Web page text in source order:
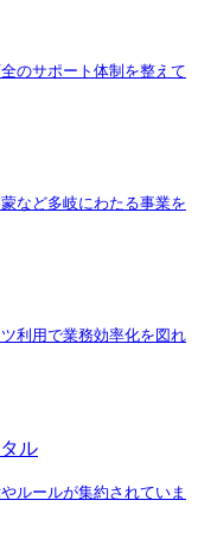
のサポート体制を整えて
など多岐にわたる事業を
利用で業務効率化を図れ
ル
ルールが集約されていま